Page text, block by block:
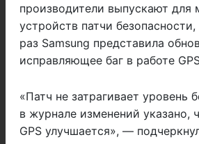
производители выпускают для
устройств патчи
раз Samsung представила
исправляющее баг в работе
«Патч не затрагивает уровень
в журнале изменений указано,
GPS улучшается», —